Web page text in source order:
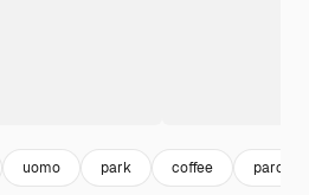
uomo park coffee parco